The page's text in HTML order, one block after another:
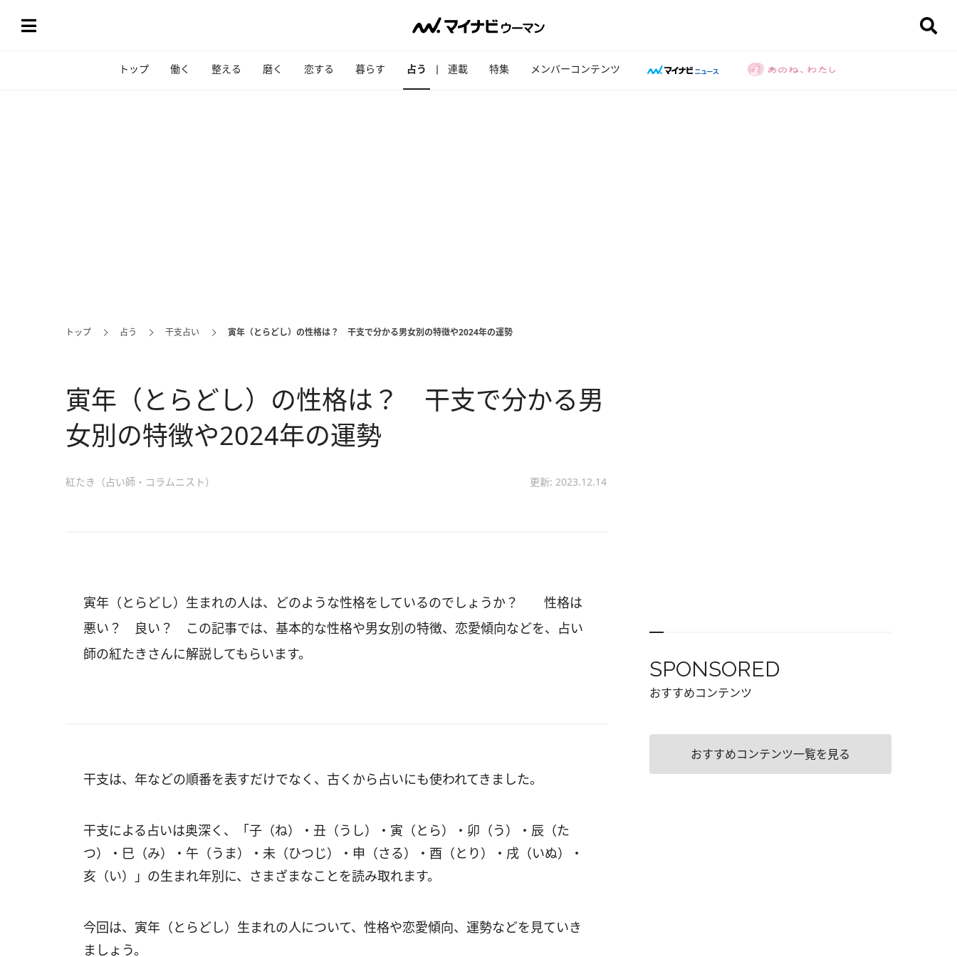
トップ 働く 整える 磨く 恋する 暮らす 占う 連載 特集 メンバーコンテンツ
トップ 占う 干支占い 寅年（とらどし）の性格は？ 干支で分かる男女別の特徴や2024年の運勢
寅年（とらどし）の性格は？ 干支で分かる男
女別の特徴や2024年の運勢
紅たき（占い師・コラムニスト） 更新: 2023.12.14
寅年（とらどし）生まれの人は、どのような性格をしているのでしょうか？ 性格は
悪い？ 良い？ この記事では、基本的な性格や男女別の特徴、恋愛傾向などを、占い
師の紅たきさんに解説してもらいます。
干支は、年などの順番を表すだけでなく、古くから占いにも使われてきました。
干支による占いは奥深く、「子（ね）・丑（うし）・寅（とら）・卯（う）・辰（た
つ）・巳（み）・午（うま）・未（ひつじ）・申（さる）・酉（とり）・戌（いぬ）・
亥（い）」の生まれ年別に、さまざまなことを読み取れます。
今回は、寅年（とらどし）生まれの人について、性格や恋愛傾向、運勢などを見ていき
ましょう。
SPONSORED
おすすめコンテンツ
おすすめコンテンツ一覧を見る